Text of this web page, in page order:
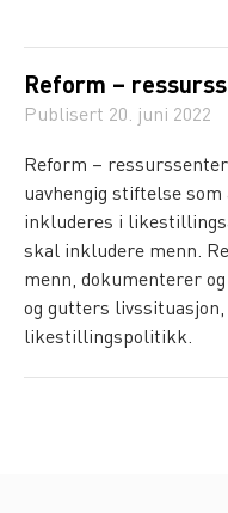
Reform –
Publisert 20. juni 2022
Reform –
uavhengig stiftelse
inkluderes i
skal inkludere menn.
menn, dokumenterer
og gutters
likestillingspolitikk.